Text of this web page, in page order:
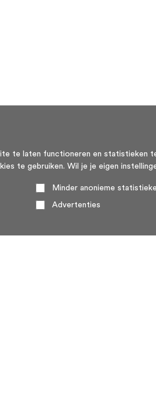
te laten functioneren en
te gebruiken. Wil je je eigen
Minder anonieme
Advertenties